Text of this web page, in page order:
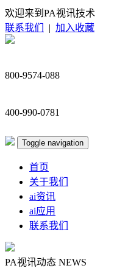
欢迎来到PA视讯技术
联系我们
| 加入收藏
800-9574-088
400-990-0781
Toggle navigation
首页
关于我们
ai资讯
ai应用
联系我们
PA视讯动态 NEWS